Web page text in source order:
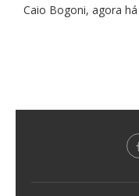
Caio Bogoni, agora